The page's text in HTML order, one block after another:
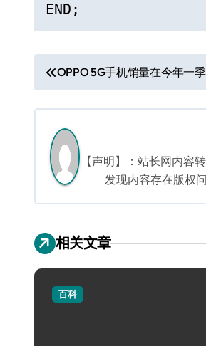
END;
文
章
导
航
OPPO 5G手机销量在今年一
【声明】：站长网内容
发现内容存在版权
相关文章
百科